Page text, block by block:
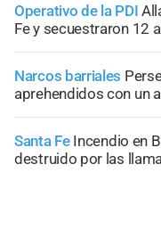
Operativo de la PDI
Fe y secuestraron 12
Narcos barriales
aprehendidos con un
Santa Fe Incendio en
destruido por las